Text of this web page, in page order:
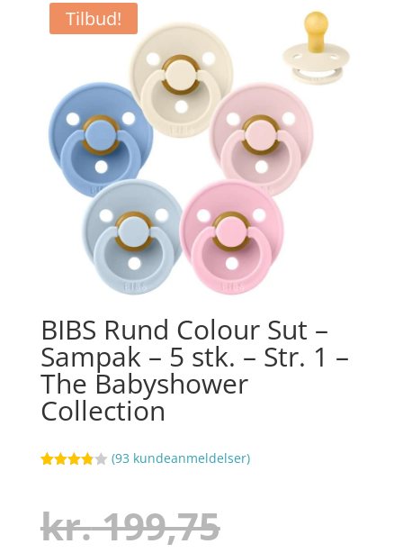
Tilbud!
BIBS Rund Colour Sut –
Sampak – 5 stk. – Str. 1 –
The Babyshower
Collection
5
baseret
på
(93 kundeanmeldelser)
kr.199,75